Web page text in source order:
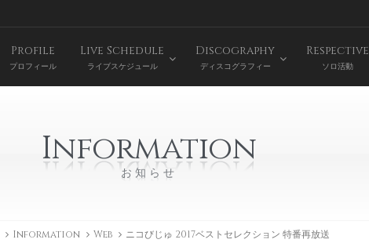
Profile
プロフィール
Live Schedule
ライブスケジュール
Discography
ディスコグラフィー
Respective
ソロ活動
Information
お知らせ
Information Web ニコびじゅ 2017ベストセレクション 特番再放送